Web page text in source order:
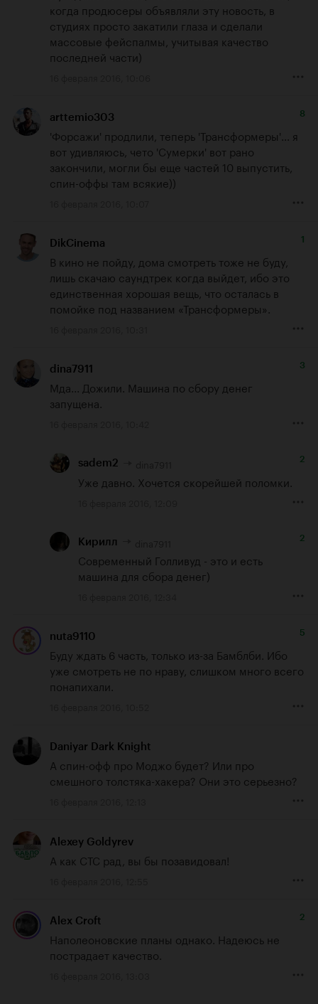
когда продюсеры объявляли эту новость, в
студиях просто закатили глаза и сделали
массовые фейспалмы, учитывая качество
последней части)
arttemio303 8
'Форсажи' продлили, теперь 'Трансформеры'... я
вот удивляюсь, чето 'Сумерки' вот рано
закончили, могли бы еще частей 10 выпустить,
спин-оффы там всякие))
DikCinema 1
В кино не пойду, дома смотреть тоже не буду,
лишь скачаю саундтрек когда выйдет, ибо это
единственная хорошая вещь, что осталась в
помойке под названием «Трансформеры».
dina7911 3
Мда... Дожили. Машина по сбору денег
запущена.
sadem2 2
Уже давно. Хочется скорейшей поломки.
Кирилл 2
Современный Голливуд - это и есть
машина для сбора денег)
nuta9110 5
Буду ждать 6 часть, только из-за Бамблби. Ибо
уже смотреть не по нраву, слишком много всего
понапихали.
Daniyar Dark Knight
А спин-офф про Моджо будет? Или про
смешного толстяка-хакера? Они это серьезно?
Alexey Goldyrev
А как СТС рад, вы бы позавидовал!
Alex Croft 2
Наполеоновские планы однако. Надеюсь не
пострадает качество.